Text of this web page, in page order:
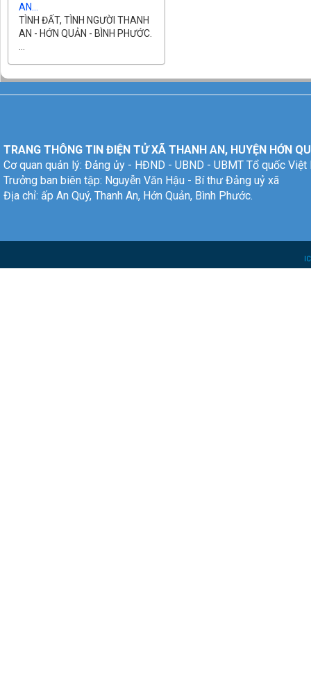
AN...
TÌNH ĐẤT, TÌNH NGƯỜI THANH
AN - HỚN QUẢN - BÌNH PHƯỚC.
TRANG THÔNG TIN ĐIỆN TỬ XÃ THANH AN, HUYỆN HỚN
Cơ quan quản lý: Đảng ủy - HĐND - UBND - UBMT Tổ quốc Việt
Trưởng ban biên tập: Nguyễn Văn Hậu - Bí thư Đảng uỷ xã
Địa chỉ: ấp An Quý, Thanh An, Hớn Quản, Bình Phước.